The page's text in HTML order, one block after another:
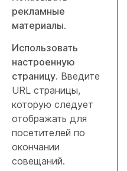
рекламные
материалы.
Использовать
настроенную
страницу. Введите
URL страницы,
которую следует
отображать для
посетителей по
окончании
совещаний.